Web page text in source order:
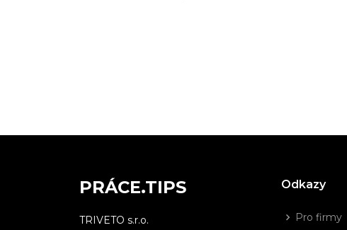
PRÁCE.TIPS
TRIVETO s.r.o.
Odkazy
Pro firmy